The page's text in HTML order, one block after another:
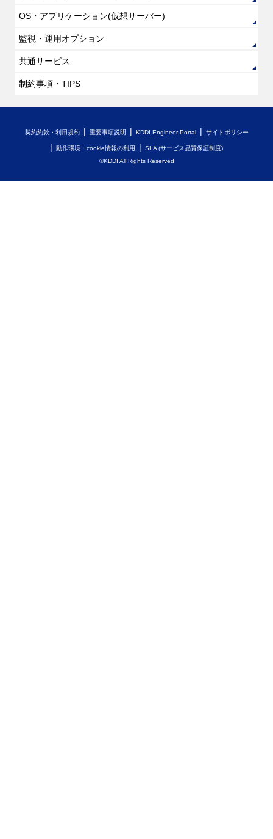
OS・アプリケーション(仮想サーバー)
監視・運用オプション
共通サービス
制約事項・TIPS
契約約款・利用規約 重要事項説明 KDDI Engineer Portal サイトポリシー
動作環境・cookie情報の利用
SLA (サービス品質保証制度)
©KDDI All Rights Reserved